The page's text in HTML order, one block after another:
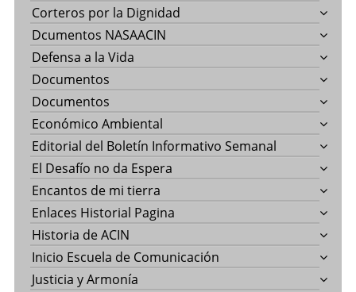
Corteros por la Dignidad
Dcumentos NASAACIN
Defensa a la Vida
Documentos
Documentos
Económico Ambiental
Editorial del Boletín Informativo Semanal
El Desafío no da Espera
Encantos de mi tierra
Enlaces Historial Pagina
Historia de ACIN
Inicio Escuela de Comunicación
Justicia y Armonía